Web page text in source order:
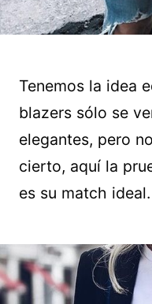
Tenemos la idea
blazers sólo se
elegantes, pero
cierto, aquí la
es su match ideal.